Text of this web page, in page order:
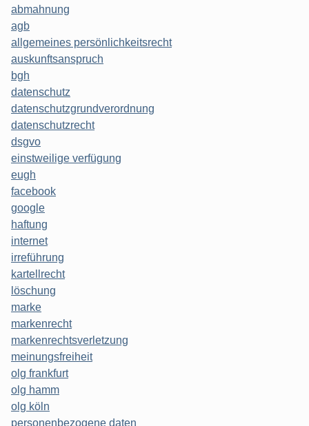
abmahnung
agb
allgemeines persönlichkeitsrecht
auskunftsanspruch
bgh
datenschutz
datenschutzgrundverordnung
datenschutzrecht
dsgvo
einstweilige verfügung
eugh
facebook
google
haftung
internet
irreführung
kartellrecht
löschung
marke
markenrecht
markenrechtsverletzung
meinungsfreiheit
olg frankfurt
olg hamm
olg köln
personenbezogene daten